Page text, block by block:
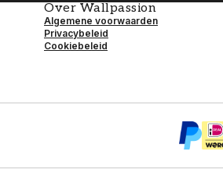
Over Wallpassion
Algemene voorwaarden
Privacybeleid
Cookiebeleid